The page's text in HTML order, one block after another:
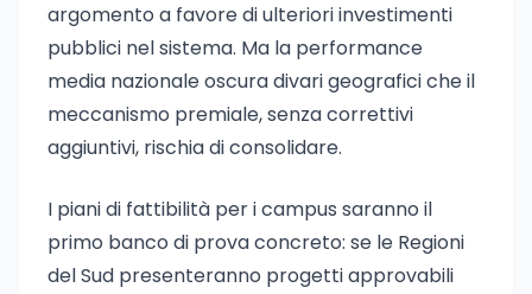
argomento a favore di ulteriori investimenti
pubblici nel sistema. Ma la performance
media nazionale oscura divari geografici che il
meccanismo premiale, senza correttivi
aggiuntivi, rischia di consolidare.
I piani di fattibilità per i campus saranno il
primo banco di prova concreto: se le Regioni
del Sud presenteranno progetti approvabili